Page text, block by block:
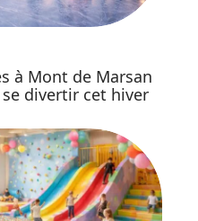
à Mont de Marsan
divertir cet hiver